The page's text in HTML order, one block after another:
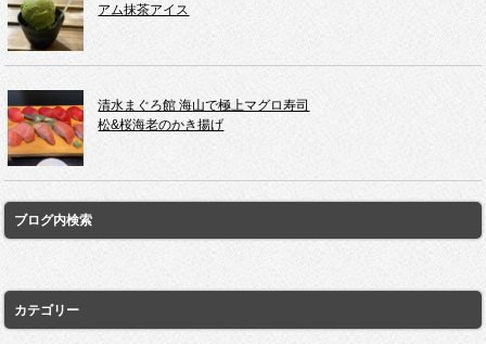
アム抹茶アイス
清水まぐろ館 海山で極上マグロ寿司
松&桜海老のかき揚げ
ブログ内検索
カテゴリー